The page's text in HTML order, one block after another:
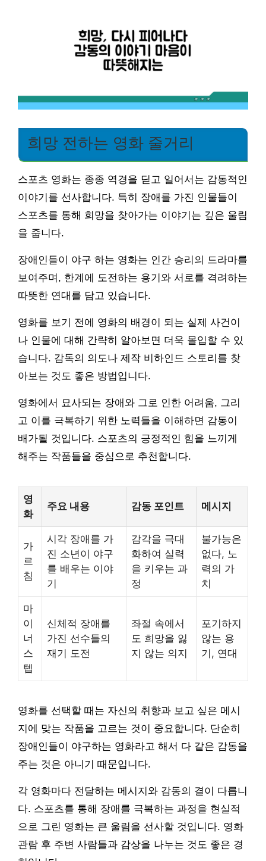
희망 전하는 영화 줄거리
스포츠 영화는 종종 역경을 딛고 일어서는 감동적인
이야기를 선사합니다. 특히 장애를 가진 인물들이
스포츠를 통해 희망을 찾아가는 이야기는 깊은 울림
을 줍니다.
장애인들이 야구 하는 영화는 인간 승리의 드라마를
보여주며, 한계에 도전하는 용기와 서로를 격려하는
따뜻한 연대를 담고 있습니다.
영화를 보기 전에 영화의 배경이 되는 실제 사건이
나 인물에 대해 간략히 알아보면 더욱 몰입할 수 있
습니다. 감독의 의도나 제작 비하인드 스토리를 찾
아보는 것도 좋은 방법입니다.
영화에서 묘사되는 장애와 그로 인한 어려움, 그리
고 이를 극복하기 위한 노력들을 이해하면 감동이
배가될 것입니다. 스포츠의 긍정적인 힘을 느끼게
해주는 작품들을 중심으로 추천합니다.
영
화
주요 내용 감동 포인트 메시지
가
르
침
시각 장애를 가
진 소년이 야구
를 배우는 이야
기
감각을 극대
화하여 실력
을 키우는 과
정
불가능은
없다, 노
력의 가
치
마
이
너
스
텝
신체적 장애를
가진 선수들의
재기 도전
좌절 속에서
도 희망을 잃
지 않는 의지
포기하지
않는 용
기, 연대
영화를 선택할 때는 자신의 취향과 보고 싶은 메시
지에 맞는 작품을 고르는 것이 중요합니다. 단순히
장애인들이 야구하는 영화라고 해서 다 같은 감동을
주는 것은 아니기 때문입니다.
각 영화마다 전달하는 메시지와 감동의 결이 다릅니
다. 스포츠를 통해 장애를 극복하는 과정을 현실적
으로 그린 영화는 큰 울림을 선사할 것입니다. 영화
관람 후 주변 사람들과 감상을 나누는 것도 좋은 경